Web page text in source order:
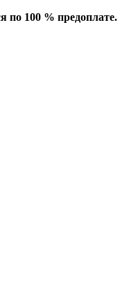
по 100 % предоплате.